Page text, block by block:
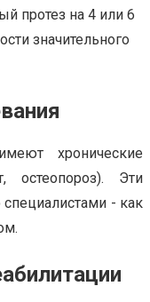
протез на 4 или 6
значительного
хронические
остеопороз). Эти
специалистами - как